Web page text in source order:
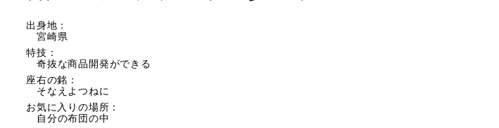
出身地：
宮崎県
特技：
奇抜な商品開発ができる
座右の銘：
そなえよつねに
お気に入りの場所：
自分の布団の中